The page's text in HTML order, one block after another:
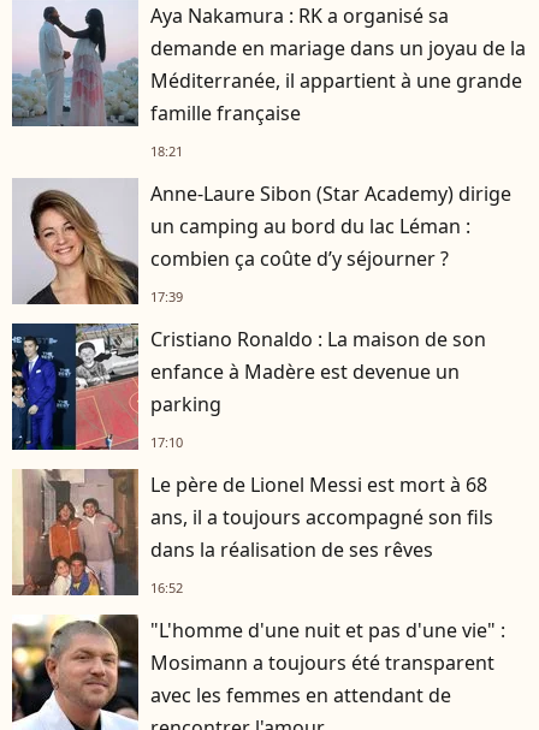
Aya Nakamura : RK a organisé sa
demande en mariage dans un joyau de la
Méditerranée, il appartient à une grande
famille française
18:21
Anne-Laure Sibon (Star Academy) dirige
un camping au bord du lac Léman :
combien ça coûte d’y séjourner ?
17:39
Cristiano Ronaldo : La maison de son
enfance à Madère est devenue un
parking
17:10
Le père de Lionel Messi est mort à 68
ans, il a toujours accompagné son fils
dans la réalisation de ses rêves
16:52
"L'homme d'une nuit et pas d'une vie" :
Mosimann a toujours été transparent
avec les femmes en attendant de